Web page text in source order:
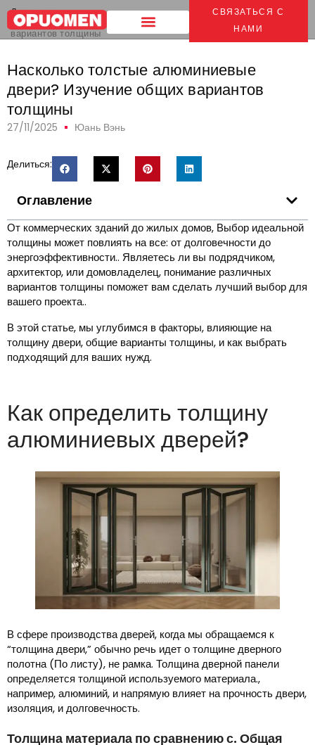
СВЯЗАТЬСЯ С
НАМИ
Дом >
Насколько толстые алюминиевые двери? Изучение общих
вариантов толщины
Насколько толстые алюминиевые
двери? Изучение общих вариантов
толщины
27/11/2025 Юань Вэнь
Делиться:
Оглавление
От коммерческих зданий до жилых домов, Выбор идеальной
толщины может повлиять на все: от долговечности до
энергоэффективности.. Являетесь ли вы подрядчиком,
архитектор, или домовладелец, понимание различных
вариантов толщины поможет вам сделать лучший выбор для
вашего проекта..
В этой статье, мы углубимся в факторы, влияющие на
толщину двери, общие варианты толщины, и как выбрать
подходящий для ваших нужд.
Как определить толщину
алюминиевых дверей?
В сфере производства дверей, когда мы обращаемся к
“толщина двери,” обычно речь идет о толщине дверного
полотна (По листу), не рамка. Толщина дверной панели
определяется толщиной используемого материала.,
например, алюминий, и напрямую влияет на прочность двери,
изоляция, и долговечность.
Толщина материала по сравнению с. Общая